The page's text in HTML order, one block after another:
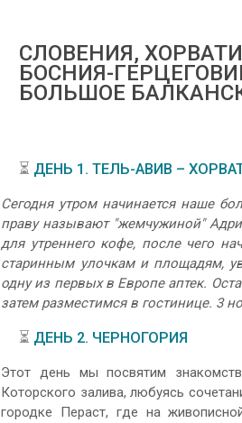
СЛОВЕНИЯ,
БОСНИЯ-
БОЛЬШОЕ
⏳ ДЕНЬ 1. ТЕЛЬ-АВИВ –
Сегодня утром начинается наше
праву называют "жемчужиной"
для утреннего кофе, после чего
старинным улочкам и площадям,
одну из первых в Европе аптек.
затем разместимся в гостинице. 3
⏳ ДЕНЬ 2. ЧЕРНОГОРИЯ
Этот день мы посвятим
Которского залива, любуясь
городке Пераст, где на